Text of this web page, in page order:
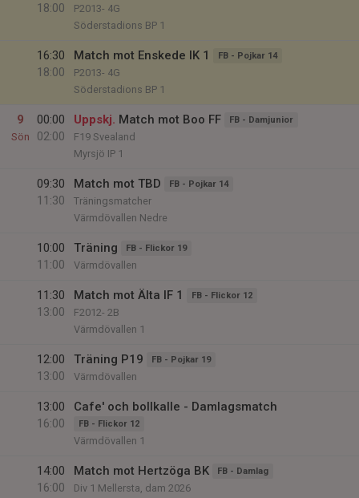
18:00
P2013- 4G
Söderstadions BP 1
16:30
18:00
Match mot Enskede IK 1 FB - Pojkar 14
P2013- 4G
Söderstadions BP 1
9
Sön
00:00
02:00
Uppskj. Match mot Boo FF FB - Damjunior
F19 Svealand
Myrsjö IP 1
09:30
11:30
Match mot TBD FB - Pojkar 14
Träningsmatcher
Värmdövallen Nedre
10:00
11:00
Träning FB - Flickor 19
Värmdövallen
11:30
13:00
Match mot Älta IF 1 FB - Flickor 12
F2012- 2B
Värmdövallen 1
12:00
13:00
Träning P19 FB - Pojkar 19
Värmdövallen
13:00
16:00
Cafe' och bollkalle - Damlagsmatch
FB - Flickor 12
Värmdövallen 1
14:00
16:00
Match mot Hertzöga BK FB - Damlag
Div 1 Mellersta, dam 2026